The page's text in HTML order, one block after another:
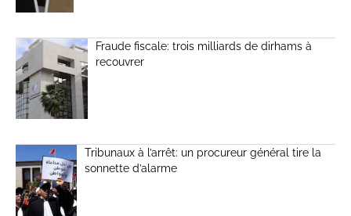
Fraude fiscale: trois milliards de dirhams à
recouvrer
Tribunaux à l’arrêt: un procureur général tire la
sonnette d’alarme